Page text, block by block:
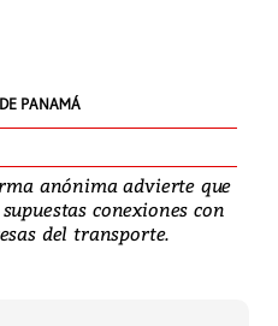
PANAMÁ
anónima advierte que
conexiones con
del transporte.